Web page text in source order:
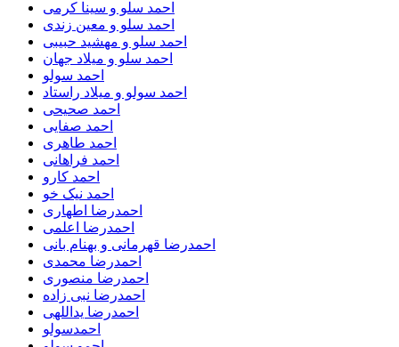
احمد سلو و سینا کرمی
احمد سلو و معین زندی
احمد سلو و مهشید حبیبی
احمد سلو و میلاد جهان
احمد سولو
احمد سولو و میلاد راستاد
احمد صحیحی
احمد صفایی
احمد طاهری
احمد فراهانی
احمد کارو
احمد نیک خو
احمدرضا اطهاری
احمدرضا اعلمی
احمدرضا قهرمانی و بهنام بانی
احمدرضا محمدی
احمدرضا منصوری
احمدرضا نبی زاده
احمدرضا یداللهی
احمدسولو